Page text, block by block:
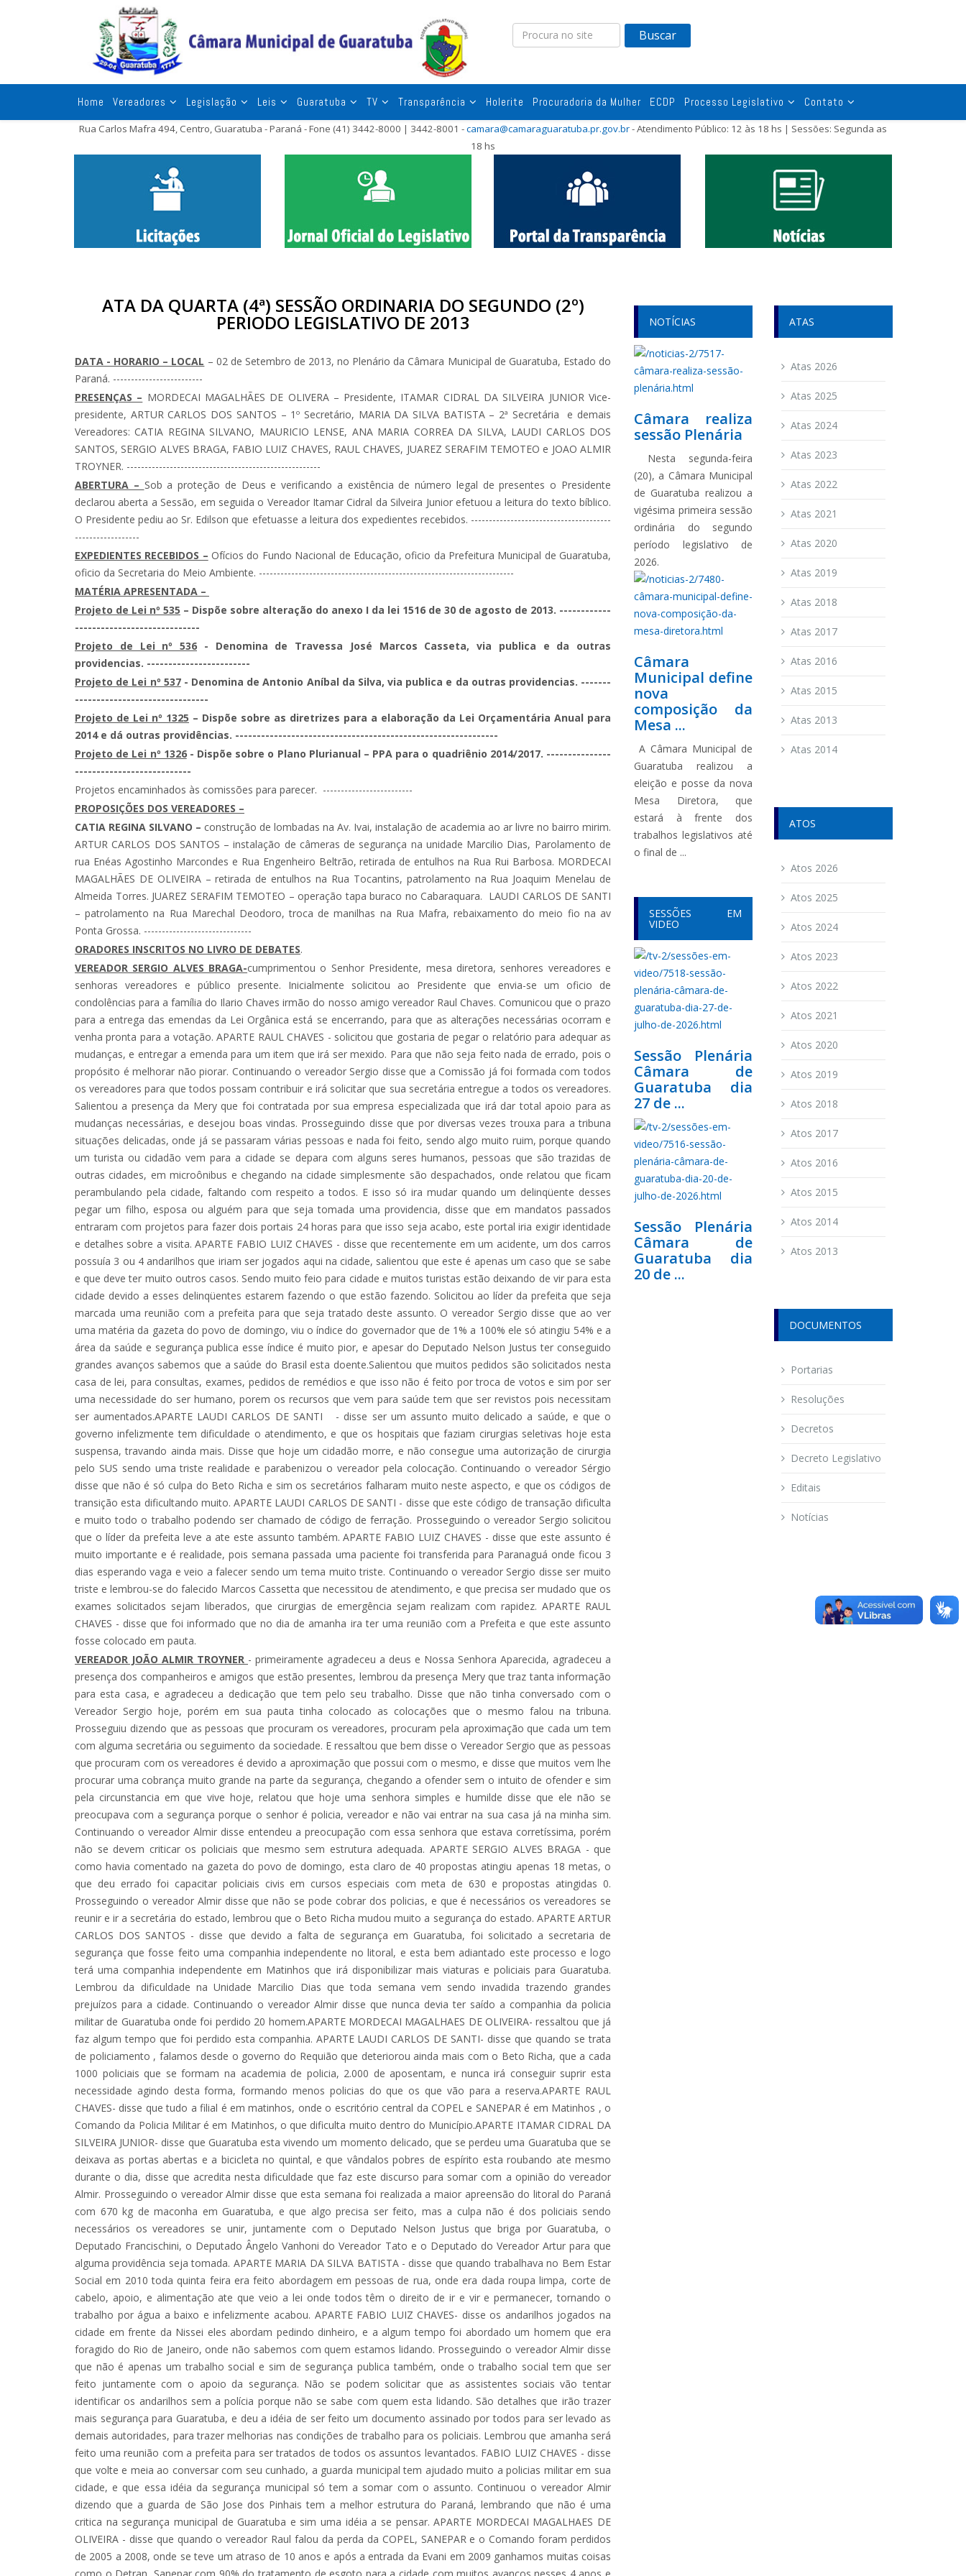
Buscar
Home Vereadores Legislação Leis Guaratuba TV Transparência Holerite Procuradoria da Mulher ECDP Processo Legislativo Contato
Rua Carlos Mafra 494, Centro, Guaratuba - Paraná - Fone (41) 3442-8000 | 3442-8001 -camara@camaraguaratuba.pr.gov.br- Atendimento Público: 12 às 18 hs | Sessões: Segunda as
18 hs
ATA DA QUARTA (4ª) SESSÃO ORDINARIA DO SEGUNDO (2º)
PERIODO LEGISLATIVO DE 2013
DATA - HORARIO – LOCAL – 02 de Setembro de 2013, no Plenário da Câmara Municipal de Guaratuba, Estado do
Paraná. -------------------------
PRESENÇAS – MORDECAI MAGALHÃES DE OLIVERA – Presidente, ITAMAR CIDRAL DA SILVEIRA JUNIOR Vice-
presidente, ARTUR CARLOS DOS SANTOS – 1º Secretário, MARIA DA SILVA BATISTA – 2ª Secretária e demais
Vereadores: CATIA REGINA SILVANO, MAURICIO LENSE, ANA MARIA CORREA DA SILVA, LAUDI CARLOS DOS
SANTOS, SERGIO ALVES BRAGA, FABIO LUIZ CHAVES, RAUL CHAVES, JUAREZ SERAFIM TEMOTEO e JOAO ALMIR
TROYNER. ------------------------------------------------------
ABERTURA – Sob a proteção de Deus e verificando a existência de número legal de presentes o Presidente
declarou aberta a Sessão, em seguida o Vereador Itamar Cidral da Silveira Junior efetuou a leitura do texto bíblico.
O Presidente pediu ao Sr. Edilson que efetuasse a leitura dos expedientes recebidos. ---------------------------------------
------------------
EXPEDIENTES RECEBIDOS – Ofícios do Fundo Nacional de Educação, oficio da Prefeitura Municipal de Guaratuba,
oficio da Secretaria do Meio Ambiente. -----------------------------------------------------------------------
MATÉRIA APRESENTADA –
Projeto de Lei nº 535 – Dispõe sobre alteração do anexo I da lei 1516 de 30 de agosto de 2013. ------------
-----------------------------
Projeto de Lei nº 536 - Denomina de Travessa José Marcos Casseta, via publica e da outras
providencias. ------------------------
Projeto de Lei nº 537- Denomina de Antonio Aníbal da Silva, via publica e da outras providencias. -------
-------------------------------
Projeto de Lei nº 1325 – Dispõe sobre as diretrizes para a elaboração da Lei Orçamentária Anual para
2014 e dá outras providências. -------------------------------------------------------------
Projeto de Lei nº 1326- Dispõe sobre o Plano Plurianual – PPA para o quadriênio 2014/2017. ---------------
---------------------------
Projetos encaminhados às comissões para parecer. -------------------------
PROPOSIÇÕES DOS VEREADORES –
CATIA REGINA SILVANO – construção de lombadas na Av. Ivai, instalação de academia ao ar livre no bairro mirim.
ARTUR CARLOS DOS SANTOS – instalação de câmeras de segurança na unidade Marcilio Dias, Parolamento de
rua Enéas Agostinho Marcondes e Rua Engenheiro Beltrão, retirada de entulhos na Rua Rui Barbosa. MORDECAI
MAGALHÃES DE OLIVEIRA – retirada de entulhos na Rua Tocantins, patrolamento na Rua Joaquim Menelau de
Almeida Torres. JUAREZ SERAFIM TEMOTEO – operação tapa buraco no Cabaraquara. LAUDI CARLOS DE SANTI
– patrolamento na Rua Marechal Deodoro, troca de manilhas na Rua Mafra, rebaixamento do meio fio na av
Ponta Grossa. ------------------------------
ORADORES INSCRITOS NO LIVRO DE DEBATES.
VEREADOR SERGIO ALVES BRAGA-cumprimentou o Senhor Presidente, mesa diretora, senhores vereadores e
senhoras vereadores e público presente. Inicialmente solicitou ao Presidente que envia-se um oficio de
condolências para a família do Ilario Chaves irmão do nosso amigo vereador Raul Chaves. Comunicou que o prazo
para a entrega das emendas da Lei Orgânica está se encerrando, para que as alterações necessárias ocorram e
venha pronta para a votação. APARTE RAUL CHAVES - solicitou que gostaria de pegar o relatório para adequar as
mudanças, e entregar a emenda para um item que irá ser mexido. Para que não seja feito nada de errado, pois o
propósito é melhorar não piorar. Continuando o vereador Sergio disse que a Comissão já foi formada com todos
os vereadores para que todos possam contribuir e irá solicitar que sua secretária entregue a todos os vereadores.
Salientou a presença da Mery que foi contratada por sua empresa especializada que irá dar total apoio para as
mudanças necessárias, e desejou boas vindas. Prosseguindo disse que por diversas vezes trouxa para a tribuna
situações delicadas, onde já se passaram várias pessoas e nada foi feito, sendo algo muito ruim, porque quando
um turista ou cidadão vem para a cidade se depara com alguns seres humanos, pessoas que são trazidas de
outras cidades, em microônibus e chegando na cidade simplesmente são despachados, onde relatou que ficam
perambulando pela cidade, faltando com respeito a todos. E isso só ira mudar quando um delinqüente desses
pegar um filho, esposa ou alguém para que seja tomada uma providencia, disse que em mandatos passados
entraram com projetos para fazer dois portais 24 horas para que isso seja acabo, este portal iria exigir identidade
e detalhes sobre a visita. APARTE FABIO LUIZ CHAVES - disse que recentemente em um acidente, um dos carros
possuía 3 ou 4 andarilhos que iriam ser jogados aqui na cidade, salientou que este é apenas um caso que se sabe
e que deve ter muito outros casos. Sendo muito feio para cidade e muitos turistas estão deixando de vir para esta
cidade devido a esses delinqüentes estarem fazendo o que estão fazendo. Solicitou ao líder da prefeita que seja
marcada uma reunião com a prefeita para que seja tratado deste assunto. O vereador Sergio disse que ao ver
uma matéria da gazeta do povo de domingo, viu o índice do governador que de 1% a 100% ele só atingiu 54% e a
área da saúde e segurança publica esse índice é muito pior, e apesar do Deputado Nelson Justus ter conseguido
grandes avanços sabemos que a saúde do Brasil esta doente.Salientou que muitos pedidos são solicitados nesta
casa de lei, para consultas, exames, pedidos de remédios e que isso não é feito por troca de votos e sim por ser
uma necessidade do ser humano, porem os recursos que vem para saúde tem que ser revistos pois necessitam
ser aumentados.APARTE LAUDI CARLOS DE SANTI - disse ser um assunto muito delicado a saúde, e que o
governo infelizmente tem dificuldade o atendimento, e que os hospitais que faziam cirurgias seletivas hoje esta
suspensa, travando ainda mais. Disse que hoje um cidadão morre, e não consegue uma autorização de cirurgia
pelo SUS sendo uma triste realidade e parabenizou o vereador pela colocação. Continuando o vereador Sérgio
disse que não é só culpa do Beto Richa e sim os secretários falharam muito neste aspecto, e que os códigos de
transição esta dificultando muito. APARTE LAUDI CARLOS DE SANTI - disse que este código de transação dificulta
e muito todo o trabalho podendo ser chamado de código de ferração. Prosseguindo o vereador Sergio solicitou
que o líder da prefeita leve a ate este assunto também. APARTE FABIO LUIZ CHAVES - disse que este assunto é
muito importante e é realidade, pois semana passada uma paciente foi transferida para Paranaguá onde ficou 3
dias esperando vaga e veio a falecer sendo um tema muito triste. Continuando o vereador Sergio disse ser muito
triste e lembrou-se do falecido Marcos Cassetta que necessitou de atendimento, e que precisa ser mudado que os
exames solicitados sejam liberados, que cirurgias de emergência sejam realizam com rapidez. APARTE RAUL
CHAVES - disse que foi informado que no dia de amanha ira ter uma reunião com a Prefeita e que este assunto
fosse colocado em pauta.
VEREADOR JOÃO ALMIR TROYNER - primeiramente agradeceu a deus e Nossa Senhora Aparecida, agradeceu a
presença dos companheiros e amigos que estão presentes, lembrou da presença Mery que traz tanta informação
para esta casa, e agradeceu a dedicação que tem pelo seu trabalho. Disse que não tinha conversado com o
Vereador Sergio hoje, porém em sua pauta tinha colocado as colocações que o mesmo falou na tribuna.
Prosseguiu dizendo que as pessoas que procuram os vereadores, procuram pela aproximação que cada um tem
com alguma secretária ou seguimento da sociedade. E ressaltou que bem disse o Vereador Sergio que as pessoas
que procuram com os vereadores é devido a aproximação que possui com o mesmo, e disse que muitos vem lhe
procurar uma cobrança muito grande na parte da segurança, chegando a ofender sem o intuito de ofender e sim
pela circunstancia em que vive hoje, relatou que hoje uma senhora simples e humilde disse que ele não se
preocupava com a segurança porque o senhor é policia, vereador e não vai entrar na sua casa já na minha sim.
Continuando o vereador Almir disse entendeu a preocupação com essa senhora que estava corretíssima, porém
não se devem criticar os policiais que mesmo sem estrutura adequada. APARTE SERGIO ALVES BRAGA - que
como havia comentado na gazeta do povo de domingo, esta claro de 40 propostas atingiu apenas 18 metas, o
que deu errado foi capacitar policiais civis em cursos especiais com meta de 630 e propostas atingidas 0.
Prosseguindo o vereador Almir disse que não se pode cobrar dos policias, e que é necessários os vereadores se
reunir e ir a secretária do estado, lembrou que o Beto Richa mudou muito a segurança do estado. APARTE ARTUR
CARLOS DOS SANTOS - disse que devido a falta de segurança em Guaratuba, foi solicitado a secretaria de
segurança que fosse feito uma companhia independente no litoral, e esta bem adiantado este processo e logo
terá uma companhia independente em Matinhos que irá disponibilizar mais viaturas e policiais para Guaratuba.
Lembrou da dificuldade na Unidade Marcilio Dias que toda semana vem sendo invadida trazendo grandes
prejuízos para a cidade. Continuando o vereador Almir disse que nunca devia ter saído a companhia da policia
militar de Guaratuba onde foi perdido 20 homem.APARTE MORDECAI MAGALHAES DE OLIVEIRA- ressaltou que já
faz algum tempo que foi perdido esta companhia. APARTE LAUDI CARLOS DE SANTI- disse que quando se trata
de policiamento , falamos desde o governo do Requião que deteriorou ainda mais com o Beto Richa, que a cada
1000 policiais que se formam na academia de policia, 2.000 de aposentam, e nunca irá conseguir suprir esta
necessidade agindo desta forma, formando menos policias do que os que vão para a reserva.APARTE RAUL
CHAVES- disse que tudo a filial é em matinhos, onde o escritório central da COPEL e SANEPAR é em Matinhos , o
Comando da Policia Militar é em Matinhos, o que dificulta muito dentro do Município.APARTE ITAMAR CIDRAL DA
SILVEIRA JUNIOR- disse que Guaratuba esta vivendo um momento delicado, que se perdeu uma Guaratuba que se
deixava as portas abertas e a bicicleta no quintal, e que vândalos pobres de espírito esta roubando ate mesmo
durante o dia, disse que acredita nesta dificuldade que faz este discurso para somar com a opinião do vereador
Almir. Prosseguindo o vereador Almir disse que esta semana foi realizada a maior apreensão do litoral do Paraná
com 670 kg de maconha em Guaratuba, e que algo precisa ser feito, mas a culpa não é dos policiais sendo
necessários os vereadores se unir, juntamente com o Deputado Nelson Justus que briga por Guaratuba, o
Deputado Francischini, o Deputado Ângelo Vanhoni do Vereador Tato e o Deputado do Vereador Artur para que
alguma providência seja tomada. APARTE MARIA DA SILVA BATISTA - disse que quando trabalhava no Bem Estar
Social em 2010 toda quinta feira era feito abordagem em pessoas de rua, onde era dada roupa limpa, corte de
cabelo, apoio, e alimentação ate que veio a lei onde todos têm o direito de ir e vir e permanecer, tornando o
trabalho por água a baixo e infelizmente acabou. APARTE FABIO LUIZ CHAVES- disse os andarilhos jogados na
cidade em frente da Nissei eles abordam pedindo dinheiro, e a algum tempo foi abordado um homem que era
foragido do Rio de Janeiro, onde não sabemos com quem estamos lidando. Prosseguindo o vereador Almir disse
que não é apenas um trabalho social e sim de segurança publica também, onde o trabalho social tem que ser
feito juntamente com o apoio da segurança. Não se podem solicitar que as assistentes sociais vão tentar
identificar os andarilhos sem a polícia porque não se sabe com quem esta lidando. São detalhes que irão trazer
mais segurança para Guaratuba, e deu a idéia de ser feito um documento assinado por todos para ser levado as
demais autoridades, para trazer melhorias nas condições de trabalho para os policiais. Lembrou que amanha será
feito uma reunião com a prefeita para ser tratados de todos os assuntos levantados. FABIO LUIZ CHAVES - disse
que volte e meia ao conversar com seu cunhado, a guarda municipal tem ajudado muito a policias militar em sua
cidade, e que essa idéia da segurança municipal só tem a somar com o assunto. Continuou o vereador Almir
dizendo que a guarda de São Jose dos Pinhais tem a melhor estrutura do Paraná, lembrando que não é uma
critica na segurança municipal de Guaratuba e sim uma idéia a se pensar. APARTE MORDECAI MAGALHAES DE
OLIVEIRA - disse que quando o vereador Raul falou da perda da COPEL, SANEPAR e o Comando foram perdidos
de 2005 a 2008, onde se teve um atraso de 10 anos e após a entrada da Evani em 2009 ganhamos muitas coisas
NOTÍCIAS
Câmara realiza
sessão Plenária
Nesta segunda-feira
(20), a Câmara Municipal
de Guaratuba realizou a
vigésima primeira sessão
ordinária do segundo
período legislativo de
2026.
Câmara
Municipal define
nova
composição da
Mesa ...
A Câmara Municipal de
Guaratuba realizou a
eleição e posse da nova
Mesa Diretora, que
estará à frente dos
trabalhos legislativos até
o final de ...
SESSÕES EM
VIDEO
Sessão Plenária
Câmara de
Guaratuba dia
27 de ...
Sessão Plenária
Câmara de
Guaratuba dia
20 de ...
ATAS
Atas 2026
Atas 2025
Atas 2024
Atas 2023
Atas 2022
Atas 2021
Atas 2020
Atas 2019
Atas 2018
Atas 2017
Atas 2016
Atas 2015
Atas 2013
Atas 2014
ATOS
Atos 2026
Atos 2025
Atos 2024
Atos 2023
Atos 2022
Atos 2021
Atos 2020
Atos 2019
Atos 2018
Atos 2017
Atos 2016
Atos 2015
Atos 2014
Atos 2013
DOCUMENTOS
Portarias
Resoluções
Decretos
Decreto Legislativo
Editais
Notícias